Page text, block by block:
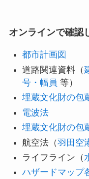
オンラインで確認
都市計画図
道路関連資料（
号・幅員 等）
埋蔵文化財の包
電波法
埋蔵文化財の包
航空法（羽田空
ライフライン（
ハザードマップ